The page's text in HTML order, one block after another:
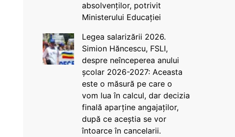
absolvenților, potrivit
Ministerului Educației
Legea salarizării 2026.
Simion Hăncescu, FSLI,
despre neînceperea anului
școlar 2026-2027: Aceasta
este o măsură pe care o
vom lua în calcul, dar decizia
finală aparține angajaților,
după ce aceștia se vor
întoarce în cancelarii.